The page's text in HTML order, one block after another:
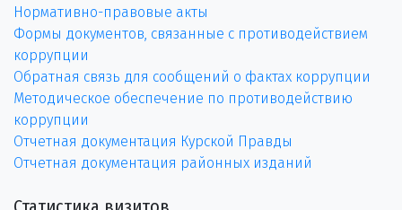
Нормативно-правовые акты
Формы документов, связанные с противодействием
коррупции
Обратная связь для сообщений о фактах коррупции
Методическое обеспечение по противодействию
коррупции
Отчетная документация Курской Правды
Отчетная документация районных изданий